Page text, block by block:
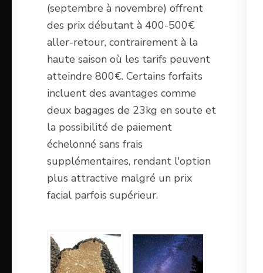
(septembre à novembre) offrent
des prix débutant à 400-500€
aller-retour, contrairement à la
haute saison où les tarifs peuvent
atteindre 800€. Certains forfaits
incluent des avantages comme
deux bagages de 23kg en soute et
la possibilité de paiement
échelonné sans frais
supplémentaires, rendant l'option
plus attractive malgré un prix
facial parfois supérieur.